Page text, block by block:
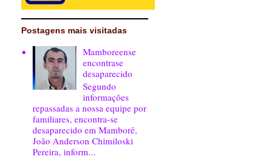
Postagens mais visitadas
Mamboreense
encontrase
desaparecido
Segundo
informações
repassadas a nossa equipe por
familiares, encontra-se
desaparecido em Mamborê,
João Anderson Chimiloski
Pereira, inform...